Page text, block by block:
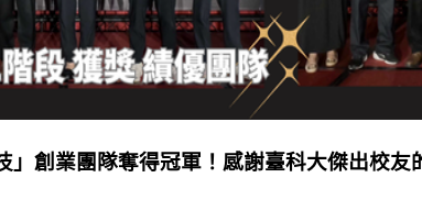
創業團隊奪得冠軍！感謝臺科大傑出校友